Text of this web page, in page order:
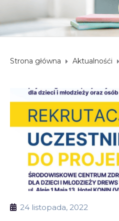
Strona główna Aktualnośći
24 listopada, 2022